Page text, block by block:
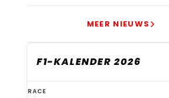
MEER NIEUWS
F1-KALENDER 2026
F1-
RACE